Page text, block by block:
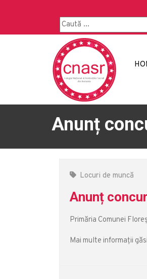
Anunț
Locuri de muncă
Anunț
Primăria Comunei
Mai multe informații